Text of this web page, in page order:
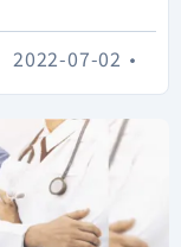
•
2022-07-02